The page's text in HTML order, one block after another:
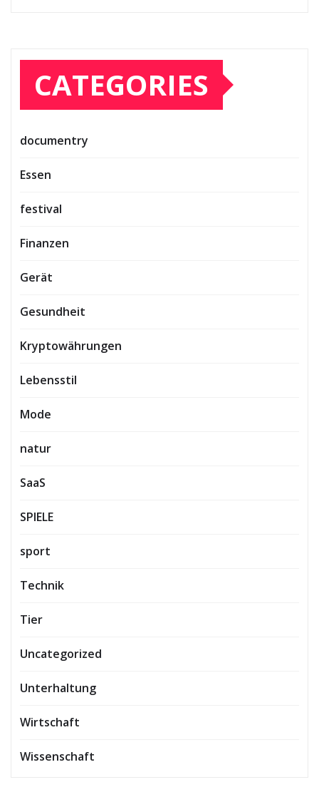
CATEGORIES
documentry
Essen
festival
Finanzen
Gerät
Gesundheit
Kryptowährungen
Lebensstil
Mode
natur
SaaS
SPIELE
sport
Technik
Tier
Uncategorized
Unterhaltung
Wirtschaft
Wissenschaft